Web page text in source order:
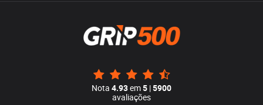
Nota 4.93em5 |5900
avaliações